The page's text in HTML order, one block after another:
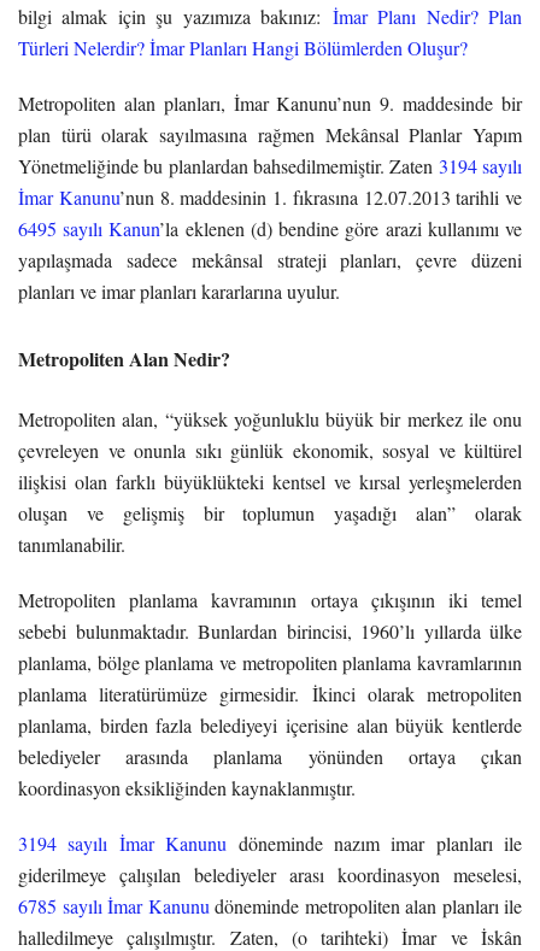
bilgi almak için şu yazımıza bakınız: İmar Planı Nedir? Plan
Türleri Nelerdir? İmar Planları Hangi Bölümlerden Oluşur?
Metropoliten alan planları, İmar Kanunu’nun 9. maddesinde bir
plan türü olarak sayılmasına rağmen Mekânsal Planlar Yapım
Yönetmeliğinde bu planlardan bahsedilmemiştir. Zaten 3194 sayılı
İmar Kanunu’nun 8. maddesinin 1. fıkrasına 12.07.2013 tarihli ve
6495 sayılı Kanun’la eklenen (d) bendine göre arazi kullanımı ve
yapılaşmada sadece mekânsal strateji planları, çevre düzeni
planları ve imar planları kararlarına uyulur.
Metropoliten Alan Nedir?
Metropoliten alan, “yüksek yoğunluklu büyük bir merkez ile onu
çevreleyen ve onunla sıkı günlük ekonomik, sosyal ve kültürel
ilişkisi olan farklı büyüklükteki kentsel ve kırsal yerleşmelerden
oluşan ve gelişmiş bir toplumun yaşadığı alan” olarak
tanımlanabilir.
Metropoliten planlama kavramının ortaya çıkışının iki temel
sebebi bulunmaktadır. Bunlardan birincisi, 1960’lı yıllarda ülke
planlama, bölge planlama ve metropoliten planlama kavramlarının
planlama literatürümüze girmesidir. İkinci olarak metropoliten
planlama, birden fazla belediyeyi içerisine alan büyük kentlerde
belediyeler arasında planlama yönünden ortaya çıkan
koordinasyon eksikliğinden kaynaklanmıştır.
3194 sayılı İmar Kanunu döneminde nazım imar planları ile
giderilmeye çalışılan belediyeler arası koordinasyon meselesi,
6785 sayılı İmar Kanunu döneminde metropoliten alan planları ile
halledilmeye çalışılmıştır. Zaten, (o tarihteki) İmar ve İskân